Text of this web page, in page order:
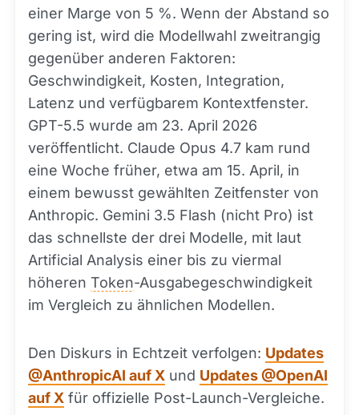
einer Marge von 5 %. Wenn der Abstand so
gering ist, wird die Modellwahl zweitrangig
gegenüber anderen Faktoren:
Geschwindigkeit, Kosten, Integration,
Latenz und verfügbarem Kontextfenster.
GPT-5.5 wurde am 23. April 2026
veröffentlicht. Claude Opus 4.7 kam rund
eine Woche früher, etwa am 15. April, in
einem bewusst gewählten Zeitfenster von
Anthropic. Gemini 3.5 Flash (nicht Pro) ist
das schnellste der drei Modelle, mit laut
Artificial Analysis einer bis zu viermal
höheren Token-Ausgabegeschwindigkeit
im Vergleich zu ähnlichen Modellen.
Den Diskurs in Echtzeit verfolgen: Updates
@AnthropicAI auf X und Updates @OpenAI
auf X für offizielle Post-Launch-Vergleiche.